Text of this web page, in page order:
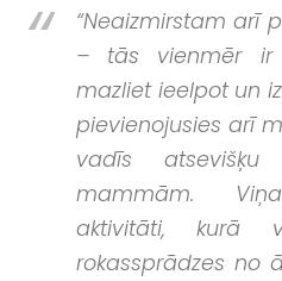
“Neaizmirstam arī
– tās vienmēr ir
mazliet ieelpot un
pievienojusies arī
vadīs
mammām.
aktivitāti, kurā
rokassprādzes no